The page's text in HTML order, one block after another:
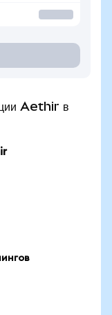
Aethir в